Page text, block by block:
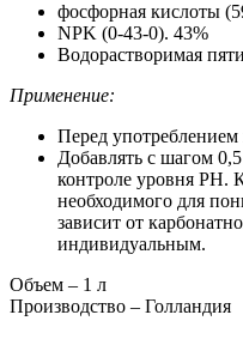
фосфорная кислоты
NPK (0-43-0). 43%
Водорастворимая
Применение:
Перед употреблением
Добавлять с шагом
контроле уровня РН.
необходимого для
зависит от
индивидуальным.
Объем – 1 л
Производство – Голландия